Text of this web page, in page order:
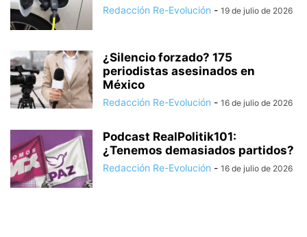
Redacción Re-Evolución - 19 de julio de 2026
¿Silencio forzado? 175
periodistas asesinados en
México
Redacción Re-Evolución - 16 de julio de 2026
Podcast RealPolitik101:
¿Tenemos demasiados partidos?
Redacción Re-Evolución - 16 de julio de 2026